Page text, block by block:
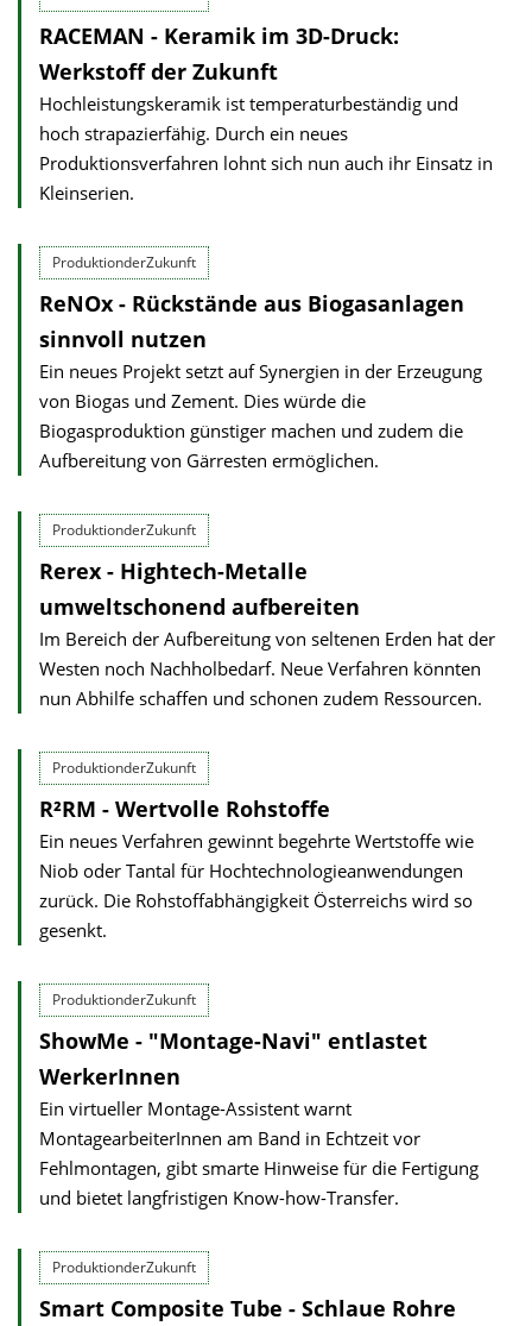
RACEMAN - Keramik im 3D-Druck:
Werkstoff der Zukunft
Hochleistungskeramik ist temperaturbeständig und
hoch strapazierfähig. Durch ein neues
Produktionsverfahren lohnt sich nun auch ihr Einsatz in
Kleinserien.
ProduktionderZukunft
ReNOx - Rückstände aus Biogasanlagen
sinnvoll nutzen
Ein neues Projekt setzt auf Synergien in der Erzeugung
von Biogas und Zement. Dies würde die
Biogasproduktion günstiger machen und zudem die
Aufbereitung von Gärresten ermöglichen.
ProduktionderZukunft
Rerex - Hightech-Metalle
umweltschonend aufbereiten
Im Bereich der Aufbereitung von seltenen Erden hat der
Westen noch Nachholbedarf. Neue Verfahren könnten
nun Abhilfe schaffen und schonen zudem Ressourcen.
ProduktionderZukunft
R²RM - Wertvolle Rohstoffe
Ein neues Verfahren gewinnt begehrte Wertstoffe wie
Niob oder Tantal für Hochtechnologieanwendungen
zurück. Die Rohstoffabhängigkeit Österreichs wird so
gesenkt.
ProduktionderZukunft
ShowMe - "Montage-Navi" entlastet
WerkerInnen
Ein virtueller Montage-Assistent warnt
MontagearbeiterInnen am Band in Echtzeit vor
Fehlmontagen, gibt smarte Hinweise für die Fertigung
und bietet langfristigen Know-how-Transfer.
ProduktionderZukunft
Smart Composite Tube - Schlaue Rohre